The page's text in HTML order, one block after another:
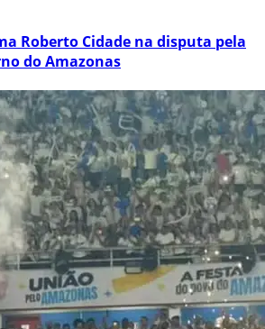
Roberto Cidade na disputa pela
do Amazonas